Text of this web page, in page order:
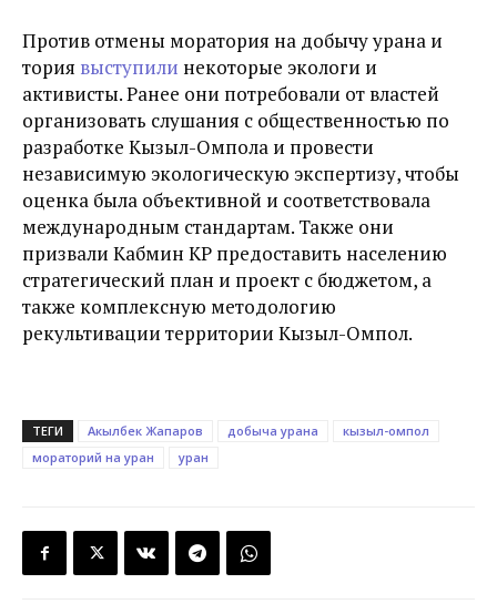
Против отмены моратория на добычу урана и
тория выступили некоторые экологи и
активисты. Ранее они потребовали от властей
организовать слушания с общественностью по
разработке Кызыл-Омпола и провести
независимую экологическую экспертизу, чтобы
оценка была объективной и соответствовала
международным стандартам. Также они
призвали Кабмин КР предоставить населению
стратегический план и проект с бюджетом, а
также комплексную методологию
рекультивации территории Кызыл-Омпол.
ТЕГИ Акылбек Жапаров добыча урана
кызыл-омпол
мораторий на уран
уран